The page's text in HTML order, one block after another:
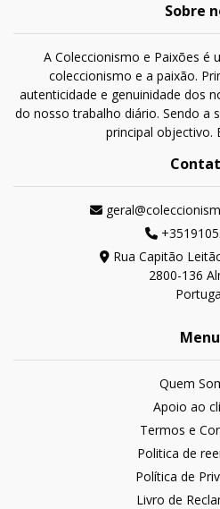
Sobre
A Coleccionismo e Paixões é
coleccionismo e a paixão.
autenticidade e genuinidade dos
do nosso trabalho diário. Sendo a
principal objectivo.
Rua Capitão
2800-136
Menu
Quem
Apoio ao
Termos e
Politica de
Política de
Livro de